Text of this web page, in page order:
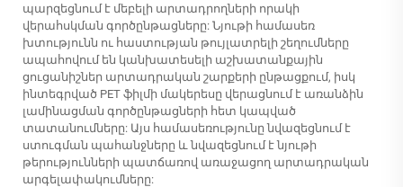
պարզեցնում է մեբելի արտադրողների որակի
վերահսկման գործընթացները: Նյութի համասեռ
խտությունն ու հաստության թույլատրելի շեղումները
ապահովում են կանխատեսելի աշխատանքային
ցուցանիշներ արտադրական շարքերի ընթացքում, իսկ
ինտեգրված PET ֆիլմի մակերեսը վերացնում է առանձին
լամինացման գործընթացների հետ կապված
տատանումները: Այս համասեռությունը նվազեցնում է
ստուգման պահանջները և նվազեցնում է նյութի
թերությունների պատճառով առաջացող արտադրական
արգելափակումները: